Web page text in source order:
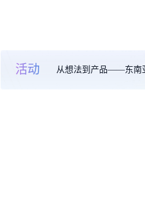
活动